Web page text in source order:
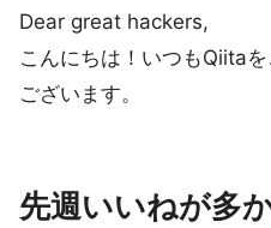
Dear great hackers,
こんにちは！いつもQiita
ございます。
先週いいねが多